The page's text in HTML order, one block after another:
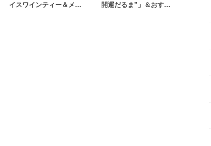
イスワインティー＆メ…
開運だるま”」＆おす…